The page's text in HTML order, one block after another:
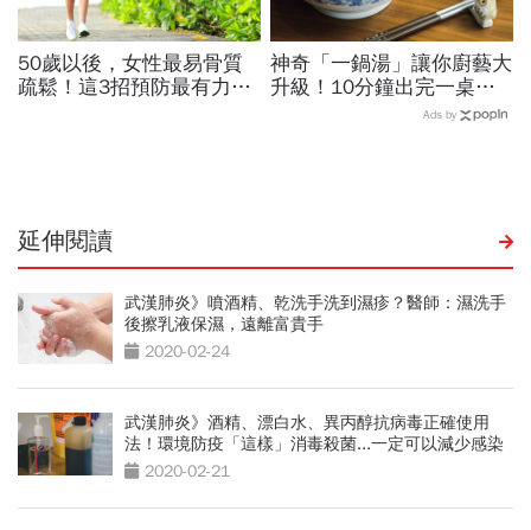
50歲以後，女性最易骨質
疏鬆！這3招預防最有力，
神奇「一鍋湯」讓你廚藝大
升級！10分鐘出完一桌
Ads by
延伸閱讀
武漢肺炎》噴酒精、乾洗手洗到濕疹？醫師：濕洗手
後擦乳液保濕，遠離富貴手
2020-02-24
武漢肺炎》酒精、漂白水、異丙醇抗病毒正確使用
法！環境防疫「這樣」消毒殺菌...一定可以減少感染
源 2020-02-21